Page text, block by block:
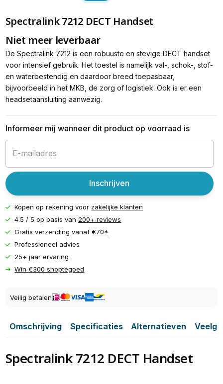
Spectralink 7212 DECT Handset
Niet meer leverbaar
De Spectralink 7212 is een robuuste en stevige DECT handset
voor intensief gebruik. Het toestel is namelijk val-, schok-, stof-
en waterbestendig en daardoor breed toepasbaar,
bijvoorbeeld in het MKB, de zorg of logistiek. Ook is er een
headsetaansluiting aanwezig.
Informeer mij wanneer dit product op voorraad is
Inschrijven
Kopen op rekening voor zakelijke klanten
4.5 / 5 op basis van 200+ reviews
Gratis verzending vanaf€70*
Professioneel advies
25+ jaar ervaring
Win €300 shoptegoed
Veilig betalen
Omschrijving Specificaties Alternatieven
Spectralink 7212 DECT Handset